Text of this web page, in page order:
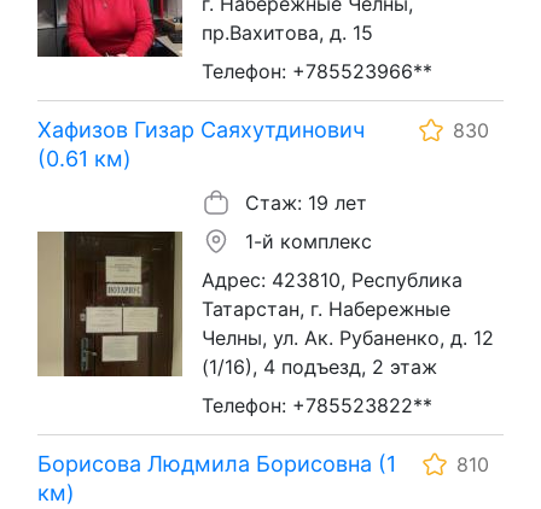
пр.Вахитова, д. 15
Телефон: +785523966**
Хафизов Гизар Саяхутдинович
(0.61 км)
830
Стаж: 19 лет
1-й комплекс
Адрес: 423810, Республика
Татарстан, г. Набережные
Челны, ул. Ак. Рубаненко, д. 12
(1/16), 4 подъезд, 2 этаж
Телефон: +785523822**
Борисова Людмила Борисовна (1
км)
810